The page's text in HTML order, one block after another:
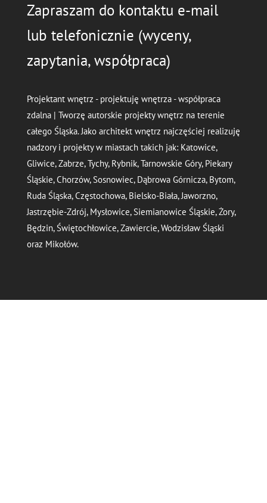
Zapraszam do kontaktu e-mail
lub telefonicznie (wyceny,
zapytania, współpraca)
Projektant wnętrz - projektuję wnętrza - współpraca
zdalna | Tworzę autorskie projekty wnętrz na terenie
całego Śląska. Jako architekt wnętrz najczęściej realizuję
nadzory i projekty w miastach takich jak: Katowice,
Gliwice, Zabrze, Tychy, Rybnik, Tarnowskie Góry, Piekary
Śląskie, Chorzów, Sosnowiec, Dąbrowa Górnicza, Bytom,
Ruda Śląska, Częstochowa, Bielsko-Biała, Jaworzno,
Jastrzębie-Zdrój, Mysłowice, Siemianowice Śląskie, Żory,
Będzin, Świętochłowice, Zawiercie, Wodzisław Śląski
oraz Mikołów.